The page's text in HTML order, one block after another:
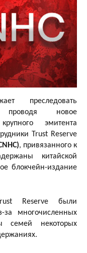
преследовать
проводя новое
эмитента
Trust Reserve
, привязанного к
китайской
блокчейн-издание
Reserve были
многочисленных
семей некоторых